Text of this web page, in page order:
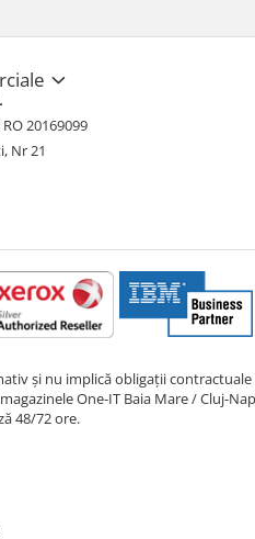
20169099
Nr 21
și nu implică obligații contractuale
One-IT Baia Mare / Cluj-
48/72 ore.